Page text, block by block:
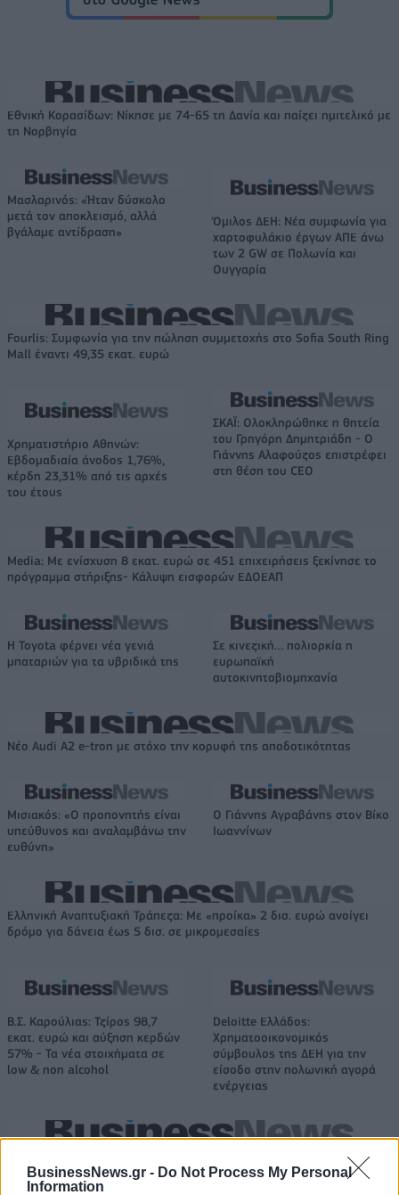
BusinessNews.gr - Do Not Process My Personal
Information
Εθνική Κορασίδων: Νίκησε με 74-65 τη Δανία και παίζει ημιτελικό με
τη Νορβηγία
Μασλαρινός: «Ήταν δύσκολο
μετά τον αποκλεισμό, αλλά
βγάλαμε αντίδραση»
Όμιλος ΔΕΗ: Νέα συμφωνία για
χαρτοφυλάκιο έργων ΑΠΕ άνω
των 2 GW σε Πολωνία και
Ουγγαρία
Fourlis: Συμφωνία για την πώληση συμμετοχής στο Sofia South Ring
Mall έναντι 49,35 εκατ. ευρώ
Χρηματιστήριο Αθηνών:
Εβδομαδιαία άνοδος 1,76%,
κέρδη 23,31% από τις αρχές
του έτους
ΣΚΑΪ: Ολοκληρώθηκε η θητεία
του Γρηγόρη Δημητριάδη - Ο
Γιάννης Αλαφούζος επιστρέφει
στη θέση του CEO
Media: Με ενίσχυση 8 εκατ. ευρώ σε 451 επιχειρήσεις ξεκίνησε το
πρόγραμμα στήριξης- Κάλυψη εισφορών ΕΔΟΕΑΠ
Η Toyota φέρνει νέα γενιά
μπαταριών για τα υβριδικά της
Σε κινεζική… πολιορκία η
ευρωπαϊκή
αυτοκινητοβιομηχανία
Νέο Audi A2 e-tron με στόχο την κορυφή της αποδοτικότητας
Μισιακός: «Ο προπονητής είναι
υπεύθυνος και αναλαμβάνω την
ευθύνη»
Ο Γιάννης Αγραβάνης στον Βίκο
Ιωαννίνων
Ελληνική Αναπτυξιακή Τράπεζα: Με «προίκα» 2 δισ. ευρώ ανοίγει
δρόμο για δάνεια έως 5 δισ. σε μικρομεσαίες
Β.Σ. Καρούλιας: Τζίρος 98,7
εκατ. ευρώ και αύξηση κερδών
57% - Τα νέα στοιχήματα σε
low & non alcohol
Deloitte Ελλάδος:
Χρηματοοικονομικός
σύμβουλος της ΔΕΗ για την
είσοδο στην πολωνική αγορά
ενέργειας